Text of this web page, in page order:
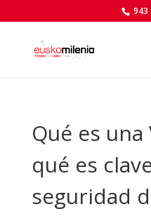
943
Qué es
qué es
seguridad